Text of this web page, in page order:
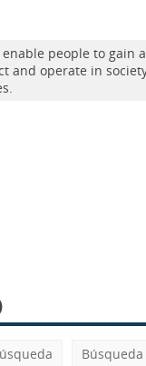
enable people to gain
and operate in